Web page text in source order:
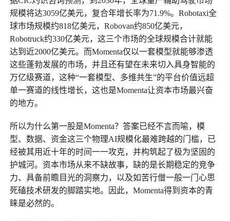
规模将达3059亿美元，复合年增长率为71.9%。Robotaxi全
球市场规模约818亿美元，Robovan约850亿美元，
Robotruck约330亿美元，这三个市场的全球规模合计就能
达到近2000亿美元。而Momenta仅以一套模型就能够渗透
这些蓬勃发展的市场，并且还有望在未来切入具身智能的
万亿级赛道，这种“一套模型、多维共生”的平台价值远超
单一赛道的线性增长，这也是Momenta让资本市场最兴奋
的地方。
所以为什么第一股是Momenta？答案已经不言而喻，模
型、数据、资金这三个物理AI规模化最难跨越的门槛，已
经被其用近十年的时间一一攻克，并构筑起了极为坚固的
护城河。资本市场从来不缺故事，缺的是长期稳定的竞争
力、具备前瞻目光的洞察力，以及如苦行僧一般一门心思
死磕技术研发的脚踏实地。因此，Momenta得到资本的青
睐是必然的。